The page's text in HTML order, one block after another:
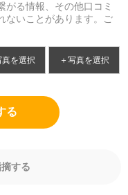
る情報、その他口コミ
ないことがあります。ご
真を選択 ＋写真を選択
る
する